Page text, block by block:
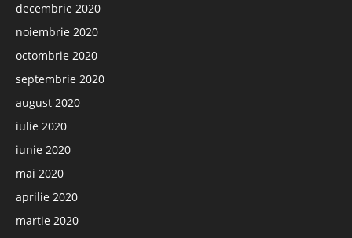
decembrie 2020
noiembrie 2020
octombrie 2020
septembrie 2020
august 2020
iulie 2020
iunie 2020
mai 2020
aprilie 2020
martie 2020